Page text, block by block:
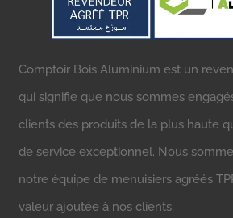
Comptoir Bois Aluminium est un
qui signifie que nous sommes
clients des produits de la plus haute
de service exceptionnel. Nous
notre équipe de menuisiers agréés
valeur ajoutée à nos clients.